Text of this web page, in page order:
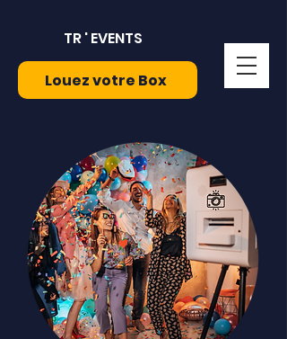
TR ' EVENTS
Louez votre Box